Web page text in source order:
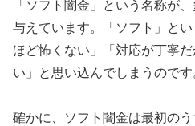
「ソフト闇金」という名称が
与えています。「ソフト」と
ほど怖くない」「対応が丁寧
い」と思い込んでしまうのです
確かに、ソフト闇金は最初の